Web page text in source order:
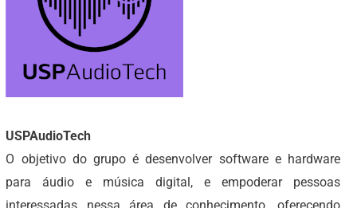
USPAudioTech
O objetivo do grupo é desenvolver software e hardware
para áudio e música digital, e empoderar pessoas